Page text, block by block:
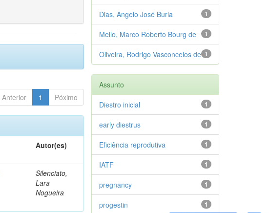
Anterior 1 Póximo
Autor(es)
Silenciato,
Lara
Nogueira
1
Dias, Angelo José Burla
1
Mello, Marco Roberto Bourg de
1
Oliveira, Rodrigo Vasconcelos de
Assunto
1
Diestro inicial
1
early diestrus
1
Eficiência reprodutiva
1
IATF
1
pregnancy
1
progestin